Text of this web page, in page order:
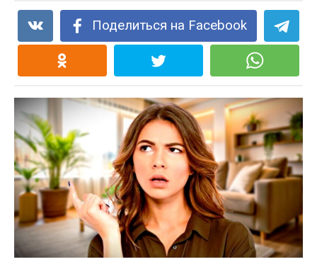
Поделиться на Facebook